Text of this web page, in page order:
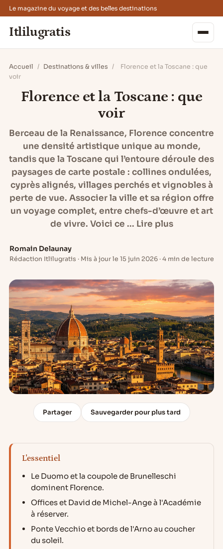
Le magazine du voyage et des belles destinations
Itlilugratis
Accueil / Destinations & villes /
Florence et la Toscane : que
voir
Florence et la Toscane : que
voir
Berceau de la Renaissance, Florence concentre
une densité artistique unique au monde,
tandis que la Toscane qui l’entoure déroule des
paysages de carte postale : collines ondulées,
cyprès alignés, villages perchés et vignobles à
perte de vue. Associer la ville et sa région offre
un voyage complet, entre chefs-d’œuvre et art
de vivre. Voici ce ... Lire plus
Romain Delaunay
Rédaction Itlilugratis · Mis à jour le 15 juin 2026 · 4 min de lecture
Partager Sauvegarder pour plus tard
L'essentiel
Le Duomo et la coupole de Brunelleschi
dominent Florence.
Offices et David de Michel-Ange à l'Académie
à réserver.
Ponte Vecchio et bords de l'Arno au coucher
du soleil.